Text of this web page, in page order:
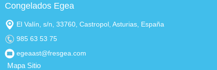
Congelados Egea
El Valín, s/n, 33760, Castropol, Asturias, España
985 63 53 75
egeaast@fresgea.com
Mapa Sitio